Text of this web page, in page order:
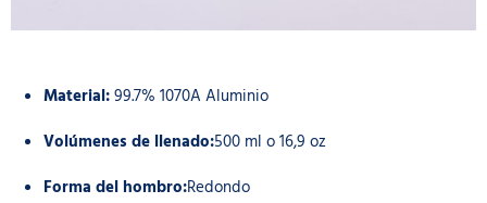
Material:99.7% 1070A Aluminio
Volúmenes de llenado:500 ml o 16,9 oz
Forma del hombro:Redondo